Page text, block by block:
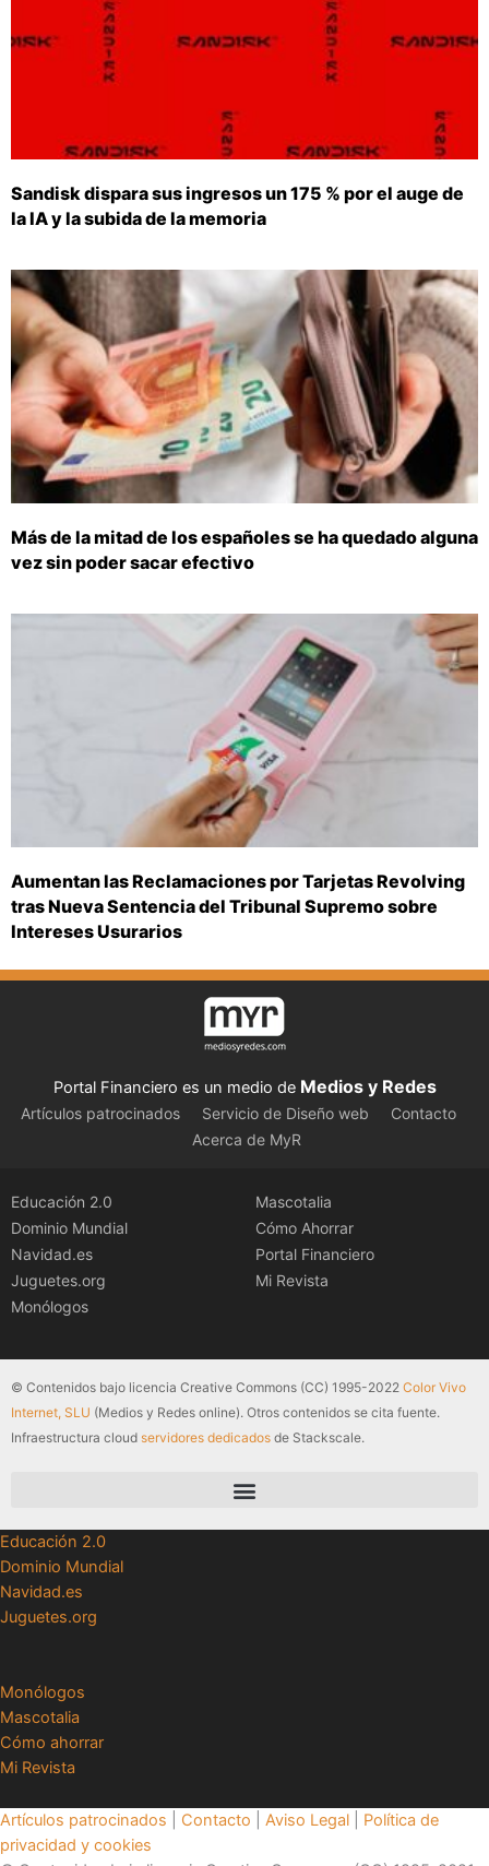
Sandisk dispara sus ingresos un 175 % por el auge de
la IA y la subida de la memoria
Más de la mitad de los españoles se ha quedado alguna
vez sin poder sacar efectivo
Aumentan las Reclamaciones por Tarjetas Revolving
tras Nueva Sentencia del Tribunal Supremo sobre
Intereses Usurarios
Portal Financiero es un medio de Medios y Redes
Artículos patrocinados Servicio de Diseño web
Contacto
Acerca de MyR
Educación 2.0
Dominio Mundial
Navidad.es
Juguetes.org
Monólogos
Mascotalia
Cómo Ahorrar
Portal Financiero
Mi Revista
© Contenidos bajo licencia Creative Commons (CC) 1995-2022 Color Vivo
Internet, SLU (Medios y Redes online). Otros contenidos se cita fuente.
Infraestructura cloud servidores dedicados de Stackscale.
Educación 2.0
Dominio Mundial
Navidad.es
Juguetes.org
Monólogos
Mascotalia
Cómo ahorrar
Mi Revista
Artículos patrocinados Contacto Aviso Legal
Política de
privacidad y cookies